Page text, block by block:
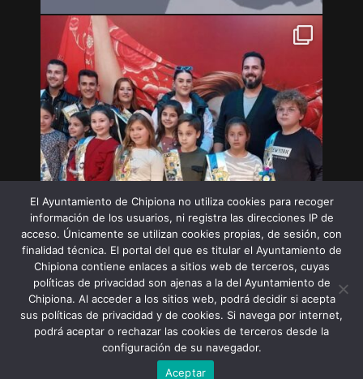
Síguenos en Instagram
El Ayuntamiento de Chipiona no utiliza cookies para recoger
información de los usuarios, ni registra las direcciones IP de
acceso. Únicamente se utilizan cookies propias, de sesión, con
finalidad técnica. El portal del que es titular el Ayuntamiento de
Chipiona contiene enlaces a sitios web de terceros, cuyas
políticas de privacidad son ajenas a la del Ayuntamiento de
Chipiona. Al acceder a los sitios web, podrá decidir si acepta
sus políticas de privacidad y de cookies. Si navega por internet,
podrá aceptar o rechazar las cookies de terceros desde la
configuración de su navegador.
Aceptar